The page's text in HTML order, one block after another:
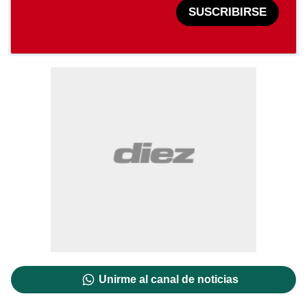
SUSCRIBIRSE
Unirme al canal de noticias